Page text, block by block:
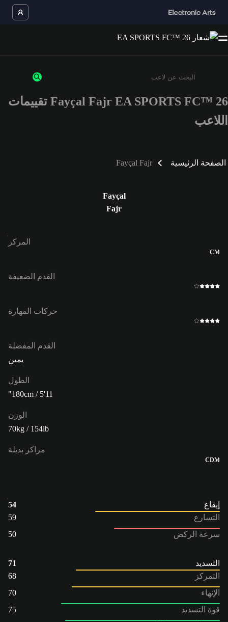
أدخل 3 أحرف أو أرقام على الأقل
Fayçal Fajr EA SPORTS FC™ 26 تقييمات
اللاعب
الصفحة الرئيسية Fayçal Fajr
Fayçal
Fajr
المركز
CM
القدم الضعيفة
حركات المهارة
القدم المفضلة
يمين
الطول
180cm / 5'11"
الوزن
70kg / 154lb
مراكز بديلة
CDM
إيقاع
54
التسارع
59
سرعة الركض
50
التسديد
71
التمركز
68
الإنهاء
70
قوة التسديد
75